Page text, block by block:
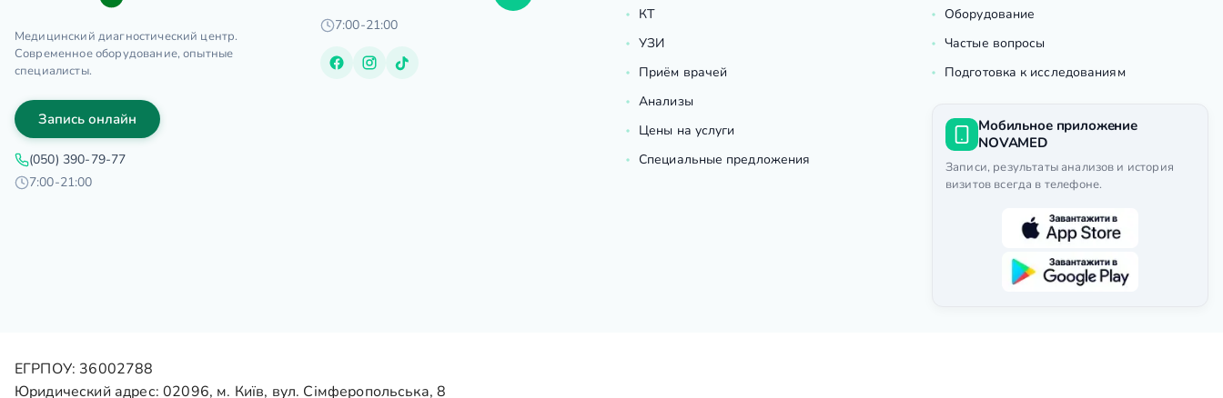
Медицинский диагностический центр.
Современное оборудование, опытные
специалисты.
Запись онлайн
(050) 390-79-77
7:00-21:00
7:00-21:00
КТ
УЗИ
Приём врачей
Анализы
Цены на услуги
Специальные предложения
Оборудование
Частые вопросы
Подготовка к исследованиям
Мобильное приложение
NOVAMED
Записи, результаты анализов и история
визитов всегда в телефоне.
ЕГРПОУ: 36002788
Юридический адрес: 02096, м. Київ, вул. Сімферопольська, 8